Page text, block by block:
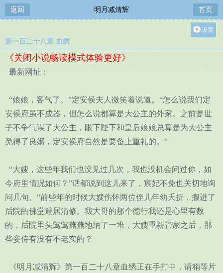
返回 明月减清辉 首页
设置
第一百二十八章 血绣
《关闭小说畅读模式体验更好》
最新网址：
“娘娘，客气了。”定安侯夫人微笑着说道。“怎么说我们定
安侯府虽不成器，但怎么说都算是大公主的外家。之前是世
子不争气误了大公主，眼下陛下和皇后娘娘总算是为大公主
觅得了良婿，定安侯府自然是要备上重礼的。”
“大嫂，这些年我们也没见过几次，我也没机会问过你，如
今府里情况如何？”话都说到这儿来了，宸妃不免也关切地询
问几句。“前些年的时候大嫂伤怀两位侄儿年幼夭折，搬进了
后院的佛堂避居清修。我大哥的那个德行我还是心里有数
的，后院里头莺莺燕燕地纳了一堆，大嫂重新管家之后，那
些妾侍有没有不老实的？
《明月减清辉》第一百二十八章血绣正在手打中，请稍等片